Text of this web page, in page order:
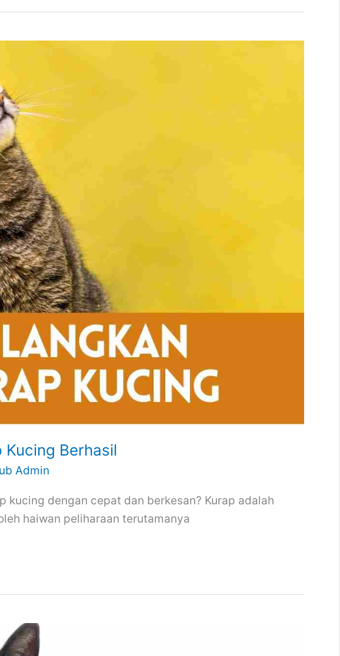
Kucing Berhasil
Admin
kucing dengan cepat dan berkesan? Kurap adalah
haiwan peliharaan terutamanya